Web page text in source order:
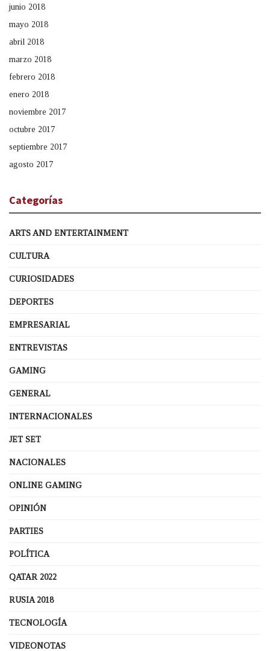
junio 2018
mayo 2018
abril 2018
marzo 2018
febrero 2018
enero 2018
noviembre 2017
octubre 2017
septiembre 2017
agosto 2017
Categorías
ARTS AND ENTERTAINMENT
CULTURA
CURIOSIDADES
DEPORTES
EMPRESARIAL
ENTREVISTAS
GAMING
GENERAL
INTERNACIONALES
JET SET
NACIONALES
ONLINE GAMING
OPINIÓN
PARTIES
POLÍTICA
QATAR 2022
RUSIA 2018
TECNOLOGÍA
VIDEONOTAS